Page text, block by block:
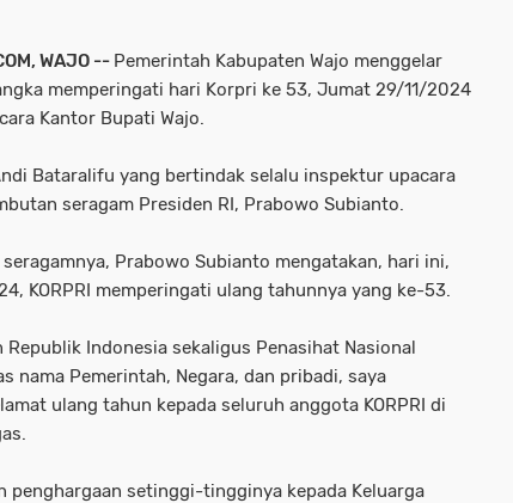
WAJO -- Pemerintah Kabupaten Wajo menggelar
memperingati hari Korpri ke 53, Jumat 29/11/2024
Kantor Bupati Wajo.
Bataralifu yang bertindak selalu inspektur upacara
seragam Presiden RI, Prabowo Subianto.
Prabowo Subianto mengatakan, hari ini,
KORPRI memperingati ulang tahunnya yang ke-53.
Republik Indonesia sekaligus Penasihat Nasional
nama Pemerintah, Negara, dan pribadi, saya
ulang tahun kepada seluruh anggota KORPRI di
penghargaan setinggi-tingginya kepada Keluarga